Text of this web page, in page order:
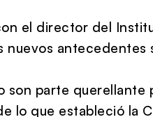
el director del
nuevos
son parte querellante
lo que estableció la